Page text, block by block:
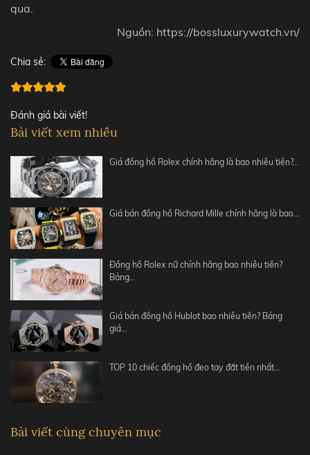
qua.
Nguồn: https://bossluxurywatch.vn/
Chia sẻ:
Đánh giá bài viết!
Bài viết xem nhiều
Giá đồng hồ Rolex chính hãng là bao nhiêu tiền?…
Giá bán đồng hồ Richard Mille chính hãng là bao…
Đồng hồ Rolex nữ chính hãng bao nhiêu tiền?
Bảng…
Giá bán đồng hồ Hublot bao nhiêu tiền? Bảng
giá…
TOP 10 chiếc đồng hồ đeo tay đắt tiền nhất…
Bài viết cùng chuyên mục